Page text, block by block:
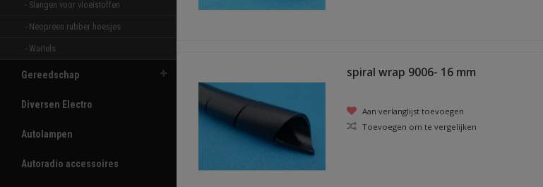
- Slangen voor vloeistoffen
- Neopreen rubber hoesjes
- Wartels
Gereedschap
Diversen Electro
Autolampen
Autoradio accessoires
spiral wrap 9006- 16 mm
Aan verlanglijst toevoegen
Toevoegen om te vergelijken